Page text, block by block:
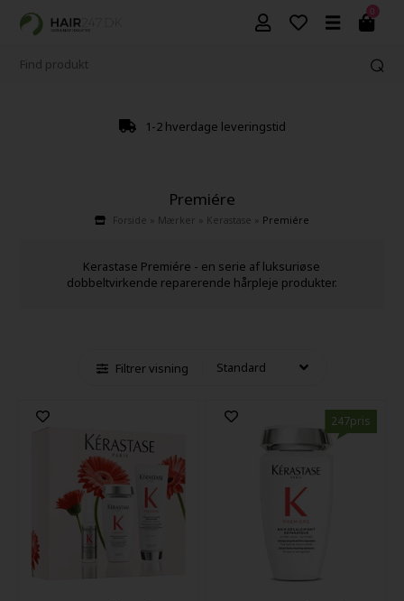
0
1-2 hverdage leveringstid
Premiére
Forside Mærker Kerastase Premiére
Kerastase Premiére - en serie af luksuriøse
dobbeltvirkende reparerende hårpleje produkter.
Filtrer visning
247pris